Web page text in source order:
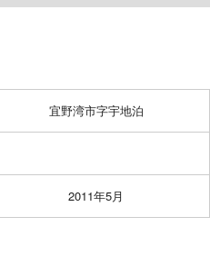
宜野湾市字宇地泊
2011年5月